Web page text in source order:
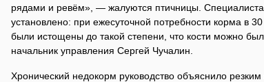
рядами и ревём», — жалуются птичницы.
установлено: при ежесуточной потребности корма в
были истощены до такой степени, что кости можно
начальник управления Сергей Чучалин.
Хронический недокорм руководство объяснило